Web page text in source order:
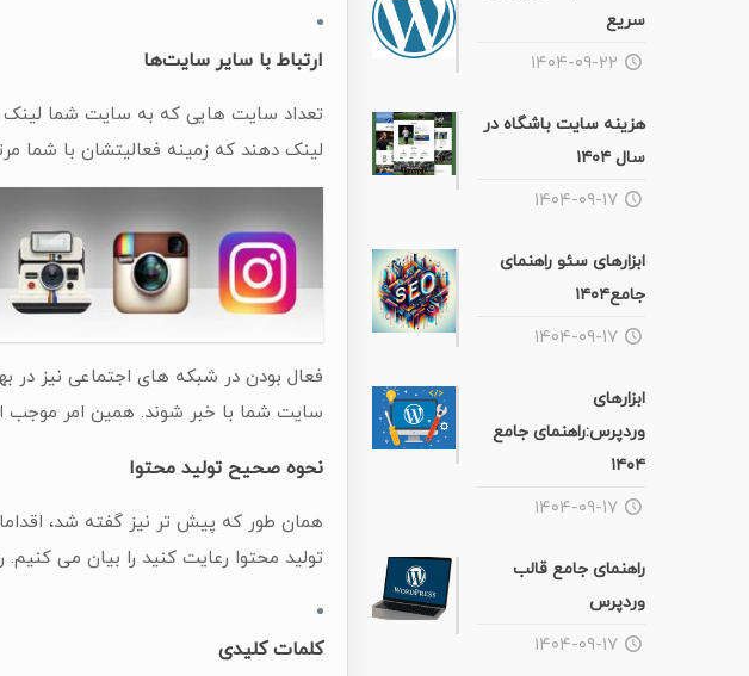
ارتباط با سایر سایت‌ها
تعداد سایت هایی که به سایت شما لینک
لینک دهند که زمینه فعالیتشان با شما
فعال بودن در شبکه های اجتماعی نیز در
سایت شما با خبر شوند. همین امر موجب
نحوه صحیح تولید محتوا
همان طور که پیش تر نیز گفته شد،
تولید محتوا رعایت کنید را بیان می
کلمات کلیدی
سریع
۱۴۰۴-۰۹-۲۲
هزینه سایت باشگاه در
سال ۱۴۰۴
۱۴۰۴-۰۹-۱۷
ابزارهای سئو راهنمای
جامع۱۴۰۴
۱۴۰۴-۰۹-۱۷
ابزارهای
وردپرس:راهنمای جامع
۱۴۰۴
۱۴۰۴-۰۹-۱۷
راهنمای جامع قالب
وردپرس
۱۴۰۴-۰۹-۱۷